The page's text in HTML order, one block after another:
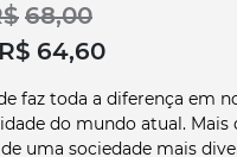
68,00
R$ 64,60
faz toda a diferença em
do mundo atual. Mais
uma sociedade mais